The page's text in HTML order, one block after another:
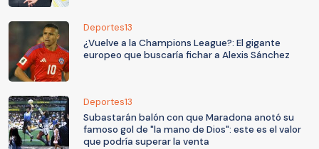
Deportes13
¿Vuelve a la Champions League?: El gigante
europeo que buscaría fichar a Alexis Sánchez
Deportes13
Subastarán balón con que Maradona anotó su
famoso gol de "la mano de Dios": este es el valor
que podría superar la venta